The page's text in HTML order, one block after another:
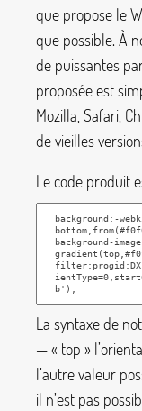
que propose le
que possible. À
de puissantes
proposée est
Mozilla, Safari,
de vieilles
Le code produit
La syntaxe de
— « top »
l’autre valeur
il n’est pas